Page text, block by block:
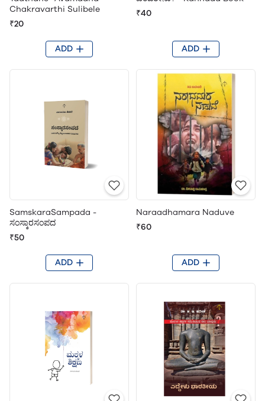
Chakravarthi Sulibele
₹20
ADD
₹40
ADD
SamskaraSampada -
ಸಂಸ್ಕಾರಸಂಪದ
₹50
ADD
Naraadhamara Naduve
₹60
ADD